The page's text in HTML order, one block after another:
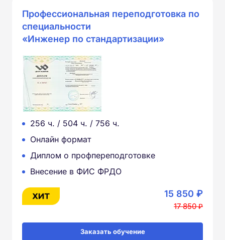
Профессиональная переподготовка по
специальности
«Инженер по стандартизации»
256 ч. / 504 ч. / 756 ч.
Онлайн формат
Диплом о профпереподготовке
Внесение в ФИС ФРДО
15 850 ₽
17 850 ₽
Заказать обучение